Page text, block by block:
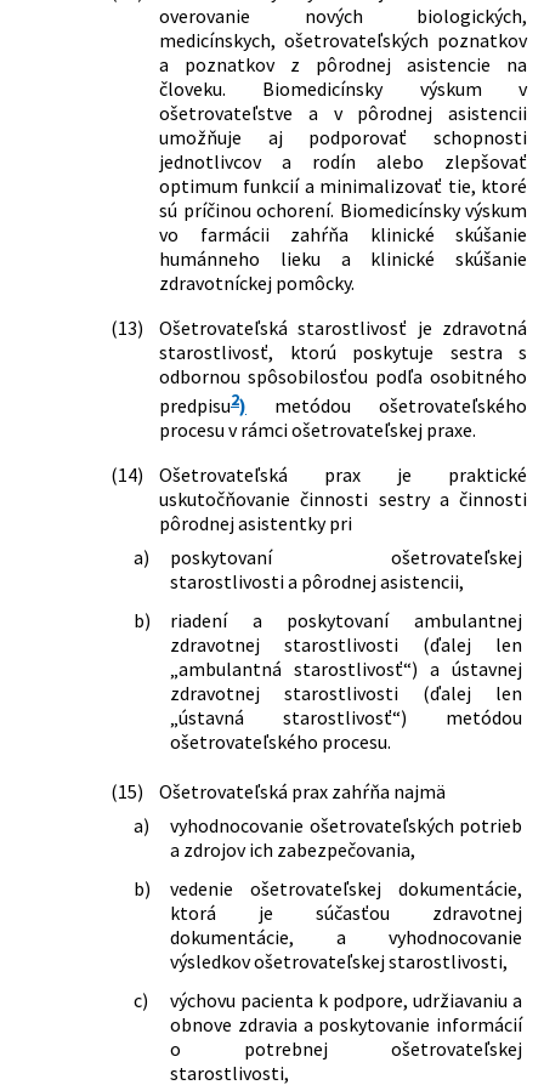
43/2025 Z. z.
Vyhláška Ministerstva zdravotníctva
Slovenskej republiky, ktorou sa mení a
dopĺňa vyhláška Ministerstva
zdravotníctva Slovenskej republiky č.
358/2023 Z. z., ktorou sa ustanovujú
podrobnosti o používaní
obmedzovacích prostriedkov a vedení
registra obmedzovacích prostriedkov
129/2025 Z. z.
Vyhláška Ministerstva zdravotníctva
Slovenskej republiky, ktorou sa mení a
dopĺňa vyhláška Ministerstva
zdravotníctva Slovenskej republiky č.
143/2023 Z. z. o obsahových
náležitostiach vnútorného poriadku v
zdravotníckom zariadení ústavnej
zdravotnej starostlivosti v odbornom
zameraní psychiatria a v odbornom
zameraní detská psychiatria
menia a dopĺňajú niektoré zákony
378/2015 Z. z.
Zákon o dobrovoľnej vojenskej príprave
a o zmene a doplnení niektorých
zákonov
422/2015 Z. z.
Zákon o uznávaní dokladov o vzdelaní a
o uznávaní odborných kvalifikácií a o
zmene a doplnení niektorých zákonov
428/2015 Z. z.
Zákon, ktorým sa mení a dopĺňa zákon
č. 578/2004 Z. z. o poskytovateľoch
zdravotnej starostlivosti,
zdravotníckych pracovníkoch,
stavovských organizáciách v
niektorých zákonov v znení neskorších
predpisov a ktorým sa menia a
dopĺňajú niektoré zákony
125/2016 Z. z.
Zákon o niektorých opatreniach
súvisiacich s prijatím Civilného
mimosporového poriadku a Správneho
súdneho poriadku a o zmene a
doplnení niektorých zákonov
167/2016 Z. z.
Zákon, ktorým sa mení zákon č.
580/2004 Z. z. o zdravotnom poistení a
o zmene a doplnení zákona č. 95/2002
Z. z. o poisťovníctve a o zmene a
doplnení niektorých zákonov v znení
neskorších predpisov a ktorým sa
menia niektoré zákony
317/2016 Z. z.
Zákon o požiadavkách a postupoch pri
odbere a transplantácii ľudského
orgánu, ľudského tkaniva a ľudských
buniek a o zmene a doplnení
niektorých zákonov (transplantačný
zákon)
386/2016 Z. z.
Zákon, ktorým sa mení a dopĺňa zákon
č. 171/2005 Z. z. o hazardných hrách a o
zmene a doplnení niektorých zákonov
v znení neskorších predpisov a ktorým
sa menia a dopĺňajú niektoré zákony
257/2017 Z. z.
Zákon, ktorým sa mení a dopĺňa zákon
č. 576/2004 Z. z. o zdravotnej
starostlivosti, službách súvisiacich s
poskytovaním zdravotnej
overovanie nových biologických,
medicínskych, ošetrovateľských poznatkov
a poznatkov z pôrodnej asistencie na
človeku. Biomedicínsky výskum v
ošetrovateľstve a v pôrodnej asistencii
umožňuje aj podporovať schopnosti
jednotlivcov a rodín alebo zlepšovať
optimum funkcií a minimalizovať tie, ktoré
sú príčinou ochorení. Biomedicínsky výskum
vo farmácii zahŕňa klinické skúšanie
humánneho lieku a klinické skúšanie
zdravotníckej pomôcky.
(13)
Ošetrovateľská starostlivosť je zdravotná
starostlivosť, ktorú poskytuje sestra s
odbornou spôsobilosťou podľa osobitného
predpisu2) metódou ošetrovateľského
procesu v rámci ošetrovateľskej praxe.
(14)
Ošetrovateľská prax je praktické
uskutočňovanie činnosti sestry a činnosti
pôrodnej asistentky pri
a)
poskytovaní ošetrovateľskej
starostlivosti a pôrodnej asistencii,
b)
riadení a poskytovaní ambulantnej
zdravotnej starostlivosti (ďalej len
„ambulantná starostlivosť“) a ústavnej
zdravotnej starostlivosti (ďalej len
„ústavná starostlivosť“) metódou
ošetrovateľského procesu.
(15)
Ošetrovateľská prax zahŕňa najmä
a)
vyhodnocovanie ošetrovateľských potrieb
a zdrojov ich zabezpečovania,
b)
vedenie ošetrovateľskej dokumentácie,
ktorá je súčasťou zdravotnej
dokumentácie, a vyhodnocovanie
výsledkov ošetrovateľskej starostlivosti,
c)
výchovu pacienta k podpore, udržiavaniu a
obnove zdravia a poskytovanie informácií
o potrebnej ošetrovateľskej
starostlivosti,